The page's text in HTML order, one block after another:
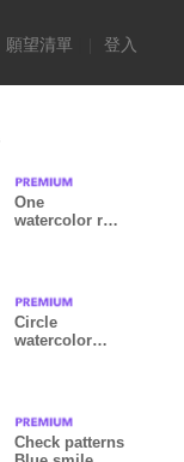
願望清單 登入
One
watercolor red
Circle
watercolor
Check patterns